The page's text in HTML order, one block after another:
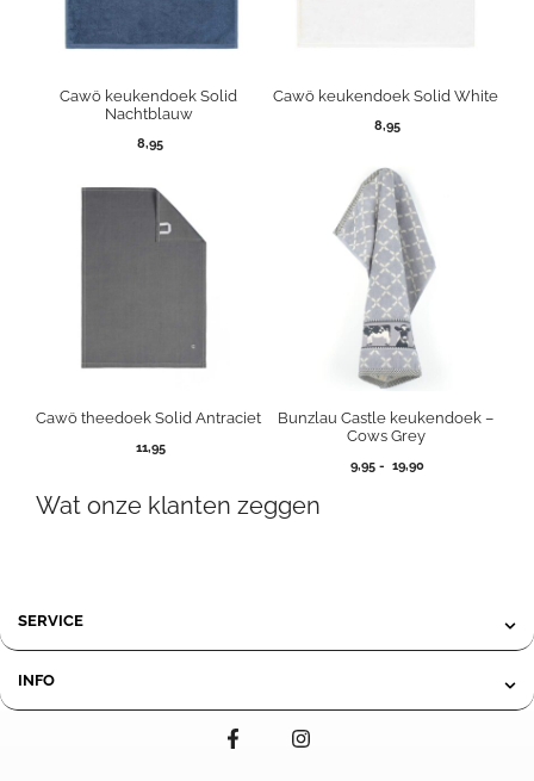
Cawö keukendoek Solid
Nachtblauw
8,95
Cawö keukendoek Solid White
8,95
Cawö theedoek Solid Antraciet
11,95
Bunzlau Castle keukendoek –
Cows Grey
9,95 - 19,90Prijsklasse:
Wat onze klanten zeggen
SERVICE
INFO